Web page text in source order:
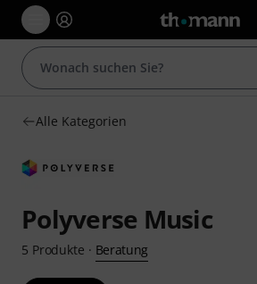
Alle Kategorien
Polyverse Music
5 Produkte · Beratung